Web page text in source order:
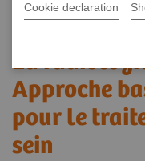
Cookie declaration
La
Approche
pour le
sein